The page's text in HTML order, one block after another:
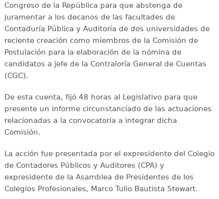
Congreso de la República para que abstenga de
juramentar a los decanos de las facultades de
Contaduría Pública y Auditoría de dos universidades de
reciente creación como miembros de la Comisión de
Postulación para la elaboración de la nómina de
candidatos a jefe de la Contraloría General de Cuentas
(CGC).
De esta cuenta, fijó 48 horas al Legislativo para que
presente un informe circunstanciado de las actuaciones
relacionadas a la convocatoria a integrar dicha
Comisión.
La acción fue presentada por el expresidente del Colegio
de Contadores Públicos y Auditores (CPA) y
expresidente de la Asamblea de Presidentes de los
Colegios Profesionales, Marco Tulio Bautista Stewart.